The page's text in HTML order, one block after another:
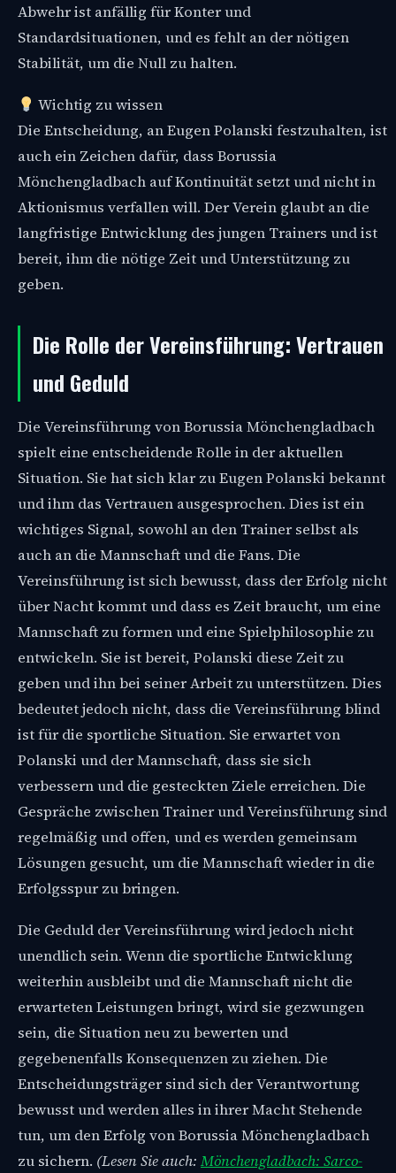
Abwehr ist anfällig für Konter und
Standardsituationen, und es fehlt an der nötigen
Stabilität, um die Null zu halten.
Wichtig zu wissen
Die Entscheidung, an Eugen Polanski festzuhalten, ist
auch ein Zeichen dafür, dass Borussia
Mönchengladbach auf Kontinuität setzt und nicht in
Aktionismus verfallen will. Der Verein glaubt an die
langfristige Entwicklung des jungen Trainers und ist
bereit, ihm die nötige Zeit und Unterstützung zu
geben.
Die Rolle der Vereinsführung: Vertrauen
und Geduld
Die Vereinsführung von Borussia Mönchengladbach
spielt eine entscheidende Rolle in der aktuellen
Situation. Sie hat sich klar zu Eugen Polanski bekannt
und ihm das Vertrauen ausgesprochen. Dies ist ein
wichtiges Signal, sowohl an den Trainer selbst als
auch an die Mannschaft und die Fans. Die
Vereinsführung ist sich bewusst, dass der Erfolg nicht
über Nacht kommt und dass es Zeit braucht, um eine
Mannschaft zu formen und eine Spielphilosophie zu
entwickeln. Sie ist bereit, Polanski diese Zeit zu
geben und ihn bei seiner Arbeit zu unterstützen. Dies
bedeutet jedoch nicht, dass die Vereinsführung blind
ist für die sportliche Situation. Sie erwartet von
Polanski und der Mannschaft, dass sie sich
verbessern und die gesteckten Ziele erreichen. Die
Gespräche zwischen Trainer und Vereinsführung sind
regelmäßig und offen, und es werden gemeinsam
Lösungen gesucht, um die Mannschaft wieder in die
Erfolgsspur zu bringen.
Die Geduld der Vereinsführung wird jedoch nicht
unendlich sein. Wenn die sportliche Entwicklung
weiterhin ausbleibt und die Mannschaft nicht die
erwarteten Leistungen bringt, wird sie gezwungen
sein, die Situation neu zu bewerten und
gegebenenfalls Konsequenzen zu ziehen. Die
Entscheidungsträger sind sich der Verantwortung
bewusst und werden alles in ihrer Macht Stehende
tun, um den Erfolg von Borussia Mönchengladbach
zu sichern. (Lesen Sie auch: Mönchengladbach: Sarco-